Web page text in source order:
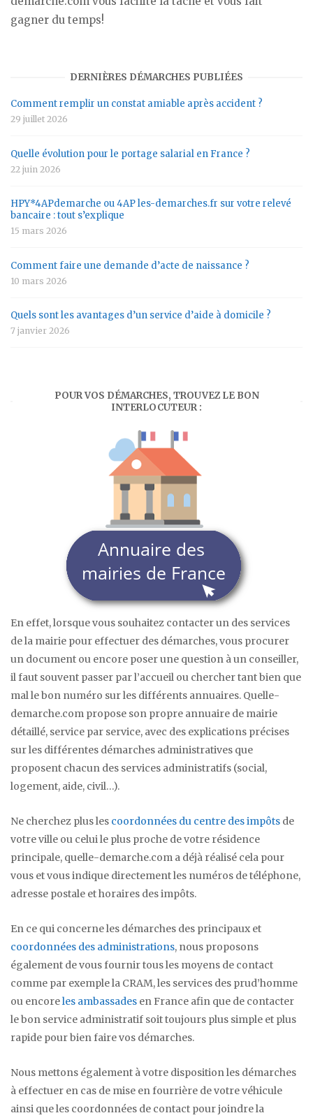
gagner du temps!
DERNIÈRES DÉMARCHES PUBLIÉES
Comment remplir un constat amiable après accident ?
29 juillet 2026
Quelle évolution pour le portage salarial en France ?
22 juin 2026
HPY*4APdemarche ou 4AP les-demarches.fr sur votre relevé
bancaire : tout s’explique
15 mars 2026
Comment faire une demande d’acte de naissance ?
10 mars 2026
Quels sont les avantages d’un service d’aide à domicile ?
7 janvier 2026
POUR VOS DÉMARCHES, TROUVEZ LE BON
INTERLOCUTEUR :
En effet, lorsque vous souhaitez contacter un des services
de la mairie pour effectuer des démarches, vous procurer
un document ou encore poser une question à un conseiller,
il faut souvent passer par l’accueil ou chercher tant bien que
mal le bon numéro sur les différents annuaires. Quelle-
demarche.com propose son propre annuaire de mairie
détaillé, service par service, avec des explications précises
sur les différentes démarches administratives que
proposent chacun des services administratifs (social,
logement, aide, civil…).
Ne cherchez plus les coordonnées du centre des impôts de
votre ville ou celui le plus proche de votre résidence
principale, quelle-demarche.com a déjà réalisé cela pour
vous et vous indique directement les numéros de téléphone,
adresse postale et horaires des impôts.
En ce qui concerne les démarches des principaux et
coordonnées des administrations, nous proposons
également de vous fournir tous les moyens de contact
comme par exemple la CRAM, les services des prud’homme
ou encoreles ambassades en France afin que de contacter
le bon service administratif soit toujours plus simple et plus
rapide pour bien faire vos démarches.
Nous mettons également à votre disposition les démarches
à effectuer en cas de mise en fourrière de votre véhicule
ainsi que les coordonnées de contact pour joindre la